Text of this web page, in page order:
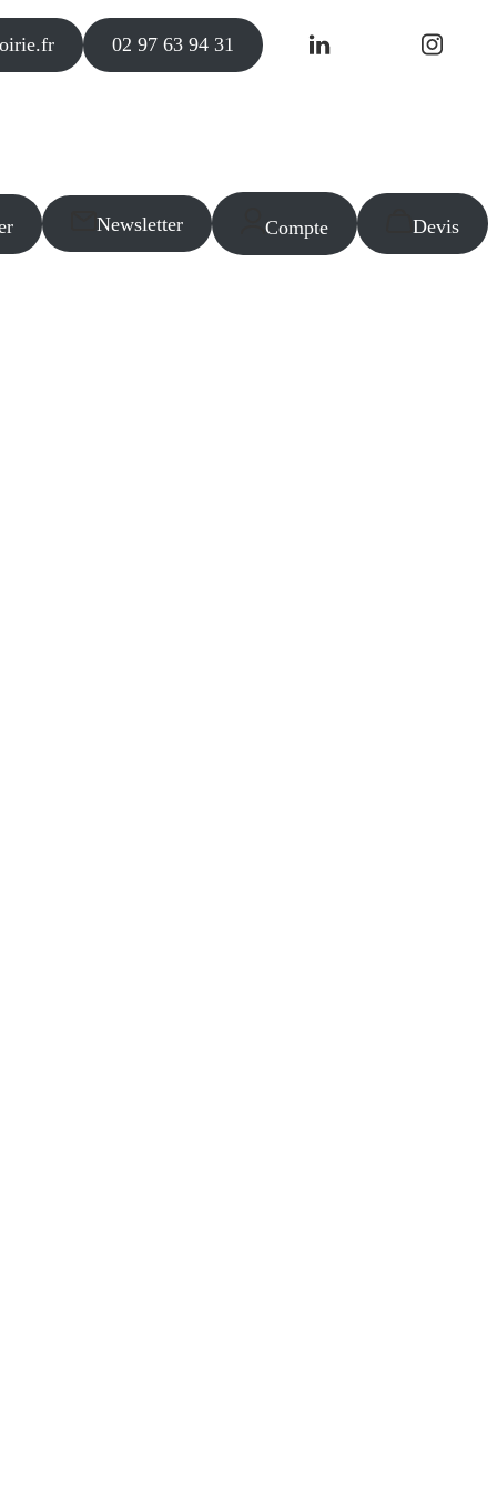
02 97 63 94 31
Newsletter Compte Devis